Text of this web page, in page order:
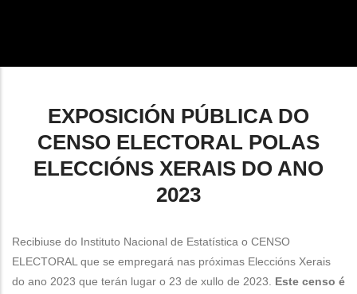
ayuda
la
navegación
EXPOSICIÓN PÚBLICA DO
CENSO ELECTORAL POLAS
ELECCIÓNS XERAIS DO ANO
2023
Recibiuse do Instituto Nacional de Estatística o CENSO
ELECTORAL que se empregará nas próximas Eleccións Xerais
do ano 2023 que terán lugar o 23 de xullo de 2023.
Este censo é